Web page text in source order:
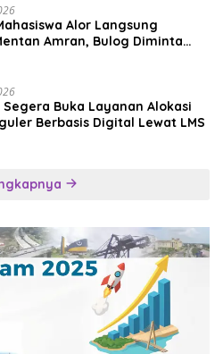
Alor Langsung
Amran, Bulog Diminta
Segera Buka Layanan Alokasi
Berbasis Digital Lewat LMS